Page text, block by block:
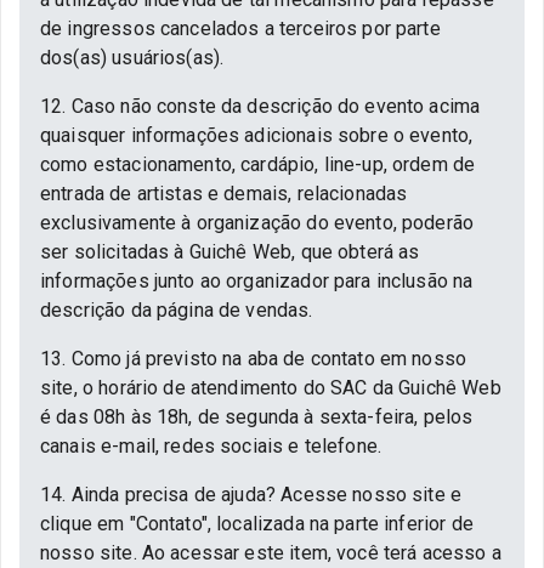
de ingressos cancelados a terceiros por parte
dos(as) usuários(as).
12. Caso não conste da descrição do evento acima
quaisquer informações adicionais sobre o evento,
como estacionamento, cardápio, line-up, ordem de
entrada de artistas e demais, relacionadas
exclusivamente à organização do evento, poderão
ser solicitadas à Guichê Web, que obterá as
informações junto ao organizador para inclusão na
descrição da página de vendas.
13. Como já previsto na aba de contato em nosso
site, o horário de atendimento do SAC da Guichê Web
é das 08h às 18h, de segunda à sexta-feira, pelos
canais e-mail, redes sociais e telefone.
14. Ainda precisa de ajuda? Acesse nosso site e
clique em "Contato", localizada na parte inferior de
nosso site. Ao acessar este item, você terá acesso a